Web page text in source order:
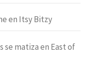
en Itsy Bitzy
se matiza en East of